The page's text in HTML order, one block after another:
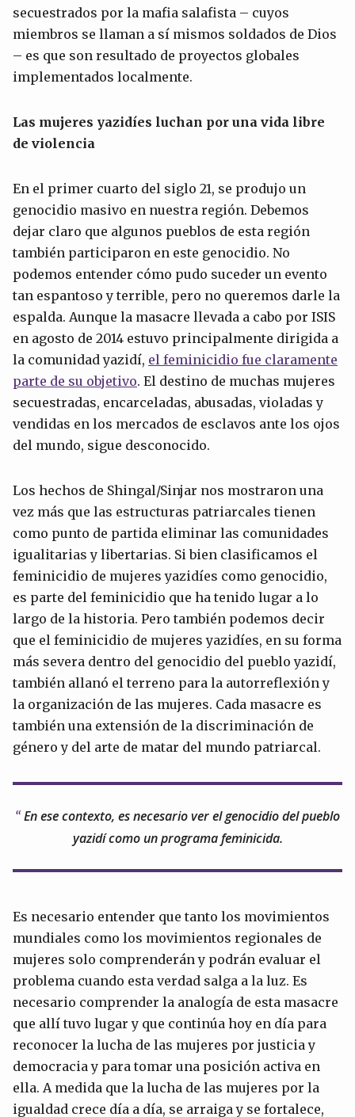
secuestrados por la mafia salafista – cuyos
miembros se llaman a sí mismos soldados de Dios
– es que son resultado de proyectos globales
implementados localmente.
Las mujeres yazidíes luchan por una vida libre
de violencia
En el primer cuarto del siglo 21, se produjo un
genocidio masivo en nuestra región. Debemos
dejar claro que algunos pueblos de esta región
también participaron en este genocidio. No
podemos entender cómo pudo suceder un evento
tan espantoso y terrible, pero no queremos darle la
espalda. Aunque la masacre llevada a cabo por ISIS
en agosto de 2014 estuvo principalmente dirigida a
la comunidad yazidí, el feminicidio fue claramente
parte de su objetivo. El destino de muchas mujeres
secuestradas, encarceladas, abusadas, violadas y
vendidas en los mercados de esclavos ante los ojos
del mundo, sigue desconocido.
Los hechos de Shingal/Sinjar nos mostraron una
vez más que las estructuras patriarcales tienen
como punto de partida eliminar las comunidades
igualitarias y libertarias. Si bien clasificamos el
feminicidio de mujeres yazidíes como genocidio,
es parte del feminicidio que ha tenido lugar a lo
largo de la historia. Pero también podemos decir
que el feminicidio de mujeres yazidíes, en su forma
más severa dentro del genocidio del pueblo yazidí,
también allanó el terreno para la autorreflexión y
la organización de las mujeres. Cada masacre es
también una extensión de la discriminación de
género y del arte de matar del mundo patriarcal.
En ese contexto, es necesario ver el genocidio del pueblo
yazidí como un programa feminicida.
Es necesario entender que tanto los movimientos
mundiales como los movimientos regionales de
mujeres solo comprenderán y podrán evaluar el
problema cuando esta verdad salga a la luz. Es
necesario comprender la analogía de esta masacre
que allí tuvo lugar y que continúa hoy en día para
reconocer la lucha de las mujeres por justicia y
democracia y para tomar una posición activa en
ella. A medida que la lucha de las mujeres por la
igualdad crece día a día, se arraiga y se fortalece,